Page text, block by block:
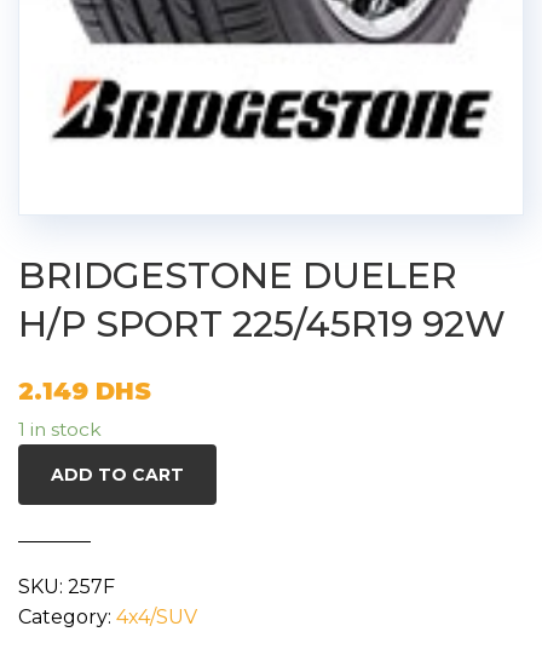
BRIDGESTONE DUELER
H/P SPORT 225/45R19 92W
2.149 DHS
1 in stock
ADD TO CART
SKU: 257F
Category: 4x4/SUV